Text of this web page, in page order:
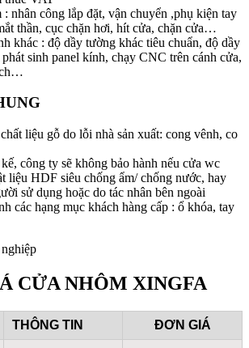
: nhân công lắp đặt, vận chuyển ,phụ kiện tay
thần, cục chặn hơi, hít cửa, chặn cửa…
khác : độ dầy tường khác tiêu chuẩn, độ dầy
sinh panel kính, chạy CNC trên cánh cửa,
liệu gỗ do lỗi nhà sản xuất: cong vênh, co
công ty sẽ không bảo hành nếu cửa wc
liệu HDF siêu chống ẩm/ chống nước, hay
sử dụng hoặc do tác nhân bên ngoài
các hạng mục khách hàng cấp : ổ khóa, tay
CỬA NHÔM XINGFA
THÔNG TIN ĐƠN GIÁ